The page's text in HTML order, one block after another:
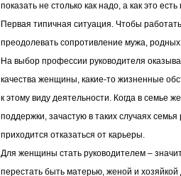
показать не столько как надо, а как это
Первая типичная ситуация. Чтобы
преодолевать сопротивление мужа,
На выбор профессии руководителя
качества женщины, какие-то жизненные
к этому виду деятельности. Когда в семье
поддержки, зачастую в таких случаях
приходится отказаться от карьеры.
Для женщины стать руководителем –
перестать быть матерью, женой и хозяйкой